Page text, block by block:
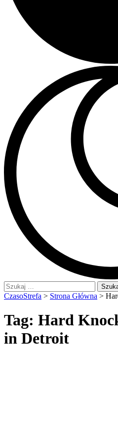
Szukaj:
CzasoStrefa > Strona Główna >
Tag: Hard
in Detroit